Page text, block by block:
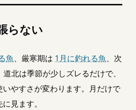
らない
魚、厳寒期は 1月に釣れる魚、次
道北は季節が少しズレるだけで、
やすさが変わります。月だけで
見ます。